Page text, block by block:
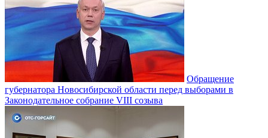
Обращение
губернатора Новосибирской области перед выборами в
Законодательное собрание VIII созыва